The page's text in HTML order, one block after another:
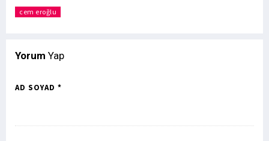
cem eroğlu
Yorum Yap
AD SOYAD *